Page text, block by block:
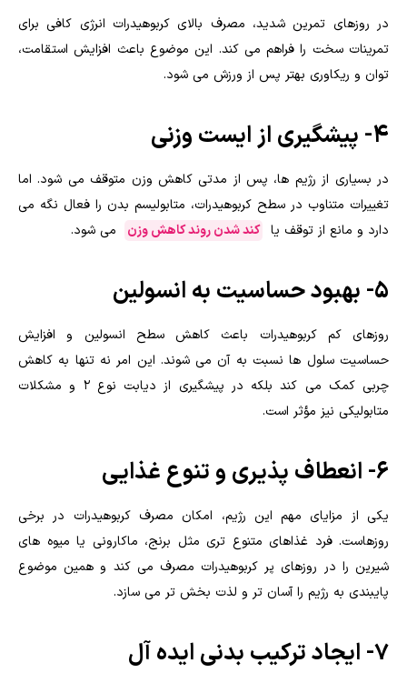
در روزهای تمرین شدید، مصرف بالای کربوهیدرات انرژی کافی برای
تمرینات سخت را فراهم می کند. این موضوع باعث افزایش استقامت،
توان و ریکاوری بهتر پس از ورزش می شود.
4- پیشگیری از ایست وزنی
در بسیاری از رژیم ها، پس از مدتی کاهش وزن متوقف می شود. اما
تغییرات متناوب در سطح کربوهیدرات، متابولیسم بدن را فعال نگه می
دارد و مانع از توقف یا کند شدن روند کاهش وزن می شود.
5- بهبود حساسیت به انسولین
روزهای کم کربوهیدرات باعث کاهش سطح انسولین و افزایش
حساسیت سلول ها نسبت به آن می شوند. این امر نه تنها به کاهش
چربی کمک می کند بلکه در پیشگیری از دیابت نوع ۲ و مشکلات
متابولیکی نیز مؤثر است.
6- انعطاف پذیری و تنوع غذایی
یکی از مزایای مهم این رژیم، امکان مصرف کربوهیدرات در برخی
روزهاست. فرد غذاهای متنوع تری مثل برنج، ماکارونی یا میوه های
شیرین را در روزهای پر کربوهیدرات مصرف می کند و همین موضوع
پایبندی به رژیم را آسان تر و لذت بخش تر می سازد.
7- ایجاد ترکیب بدنی ایده آل